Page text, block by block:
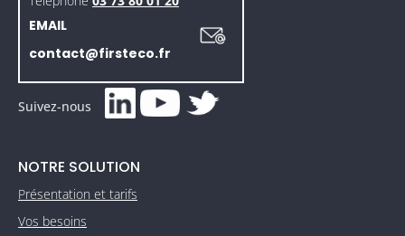
EMAIL
contact@firsteco.fr
Suivez-nous
NOTRE SOLUTION
Présentation et tarifs
Vos besoins